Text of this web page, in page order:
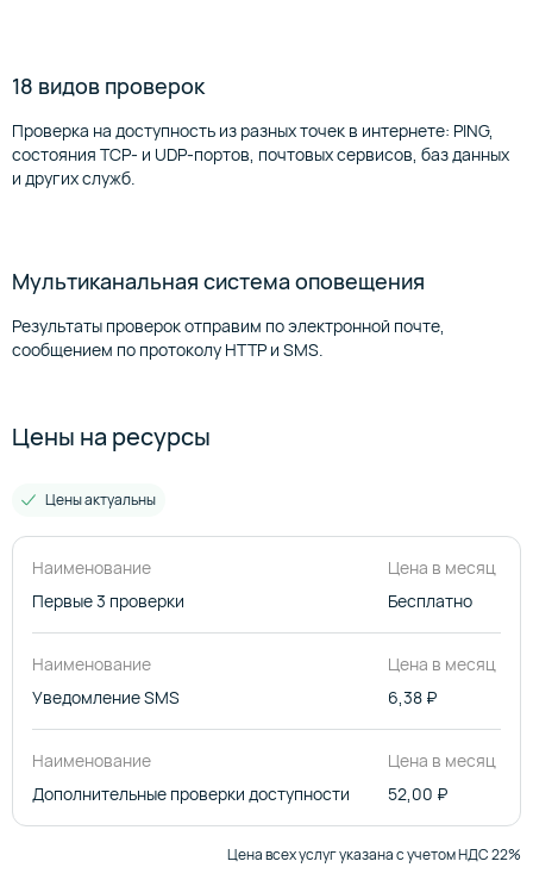
18 видов проверок
Проверка на доступность из разных точек в интернете: PING,
состояния TCP- и UDP-портов, почтовых сервисов, баз данных
и других служб.
Мультиканальная система оповещения
Результаты проверок отправим по электронной почте,
сообщением по протоколу HTTP и SMS.
Цены на ресурсы
Цены актуальны
Наименование
Первые 3 проверки
Цена в месяц
Бесплатно
Наименование
Уведомление SMS
Цена в месяц
6,38 ₽
Наименование
Дополнительные проверки доступности
Цена в месяц
52,00 ₽
Цена всех услуг указана с учетом НДС 22%